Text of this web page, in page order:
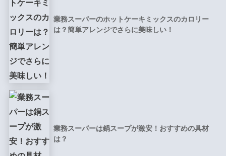
業務スーパーのホットケーキミックスのカロリー
は？簡単アレンジでさらに美味しい！
業務スーパーは鍋スープが激安！おすすめの具材
は？